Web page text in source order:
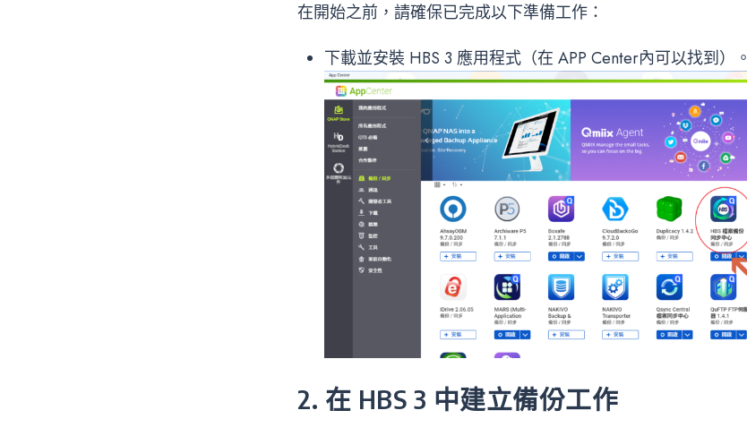
在開始之前，請確保已完成以下準備工作：
下載並安裝 HBS 3 應用程式（在 APP Center內可以找到）。
2. 在 HBS 3 中建立備份工作